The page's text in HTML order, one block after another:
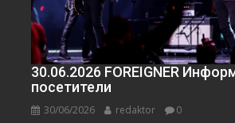
30.06.2026 FOREIGNER
посетители
30/06/2026 redaktor 0